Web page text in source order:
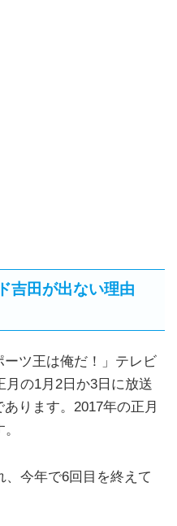
吉田が出ない理由
ーツ王は俺だ！」テレビ
月の1月2日か3日に放送
ります。2017年の正月
、今年で6回目を終えて